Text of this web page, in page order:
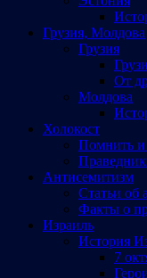
Грузия, Молдова
Грузия
От
Молдова
Холокост
Помнить и
Антисемитизм
Статьи об
Факты о
Израиль
История
7